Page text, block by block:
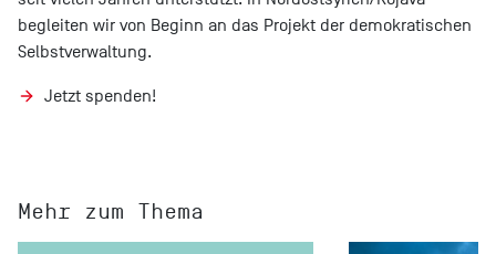
begleiten wir von Beginn an das Projekt der demokratischen
Selbstverwaltung.
Jetzt spenden!
Mehr zum Thema